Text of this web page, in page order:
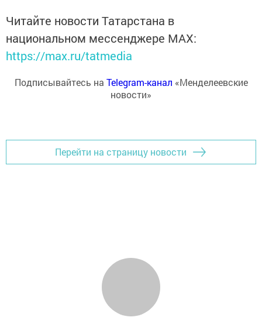
Читайте новости Татарстана в
национальном мессенджере MАХ:
https://max.ru/tatmedia
Подписывайтесь на Telegram-канал «Менделеевские
новости»
Перейти на страницу новости